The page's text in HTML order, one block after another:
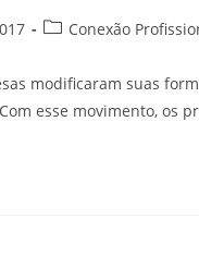
Conexão
modificaram suas
esse movimento, os